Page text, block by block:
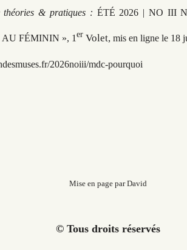
théories & pratiques : ÉTÉ 2026 | NO III
FÉMININ », 1er Volet, mis en ligne le 18
2026noiii/mdc-pourquoi
Mise en page par David
© Tous droits réservés